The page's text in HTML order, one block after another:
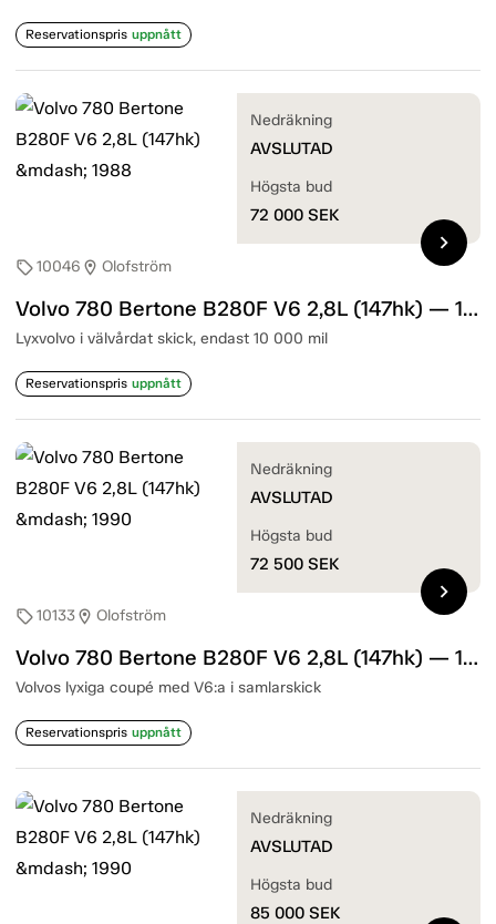
Reservationspris uppnått
sell10046 location_on Olofström
Volvo 780 Bertone B280F V6 2,8L (147hk) — 1988
Lyxvolvo i välvårdat skick, endast 10 000 mil
Reservationspris uppnått
Nedräkning
AVSLUTAD
Högsta bud
72 000 SEK
chevron_right
sell10133location_on Olofström
Volvo 780 Bertone B280F V6 2,8L (147hk) — 1990
Volvos lyxiga coupé med V6:a i samlarskick
Reservationspris uppnått
Nedräkning
AVSLUTAD
Högsta bud
72 500 SEK
chevron_right
Nedräkning
AVSLUTAD
Högsta bud
85 000 SEK